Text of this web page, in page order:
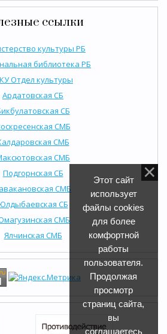
ссылки
культуры РБ
библиотека РБ
Отдел культуры
Ардатовская СБ
СБ
СМБ
СМБ
СМБ
Подгорнская СБ
СМБ
СБ
СМБ
Ялчинская СМБ
Этот сайт
использует
файлы cookies
для более
комфортной
работы
пользователя.
Продолжая
просмотр
страниц сайта,
вы
соглашаетесь